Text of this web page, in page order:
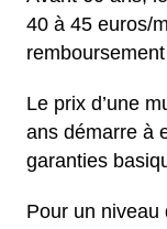
40 à 45 euros/
Le prix d’une
ans démarre à
garanties
Pour un niveau